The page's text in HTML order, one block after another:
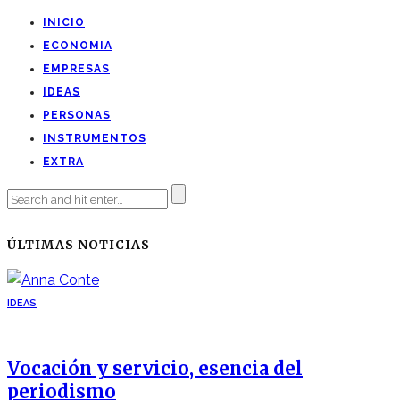
INICIO
ECONOMIA
EMPRESAS
IDEAS
PERSONAS
INSTRUMENTOS
EXTRA
ÚLTIMAS NOTICIAS
IDEAS
Vocación y servicio, esencia del
periodismo